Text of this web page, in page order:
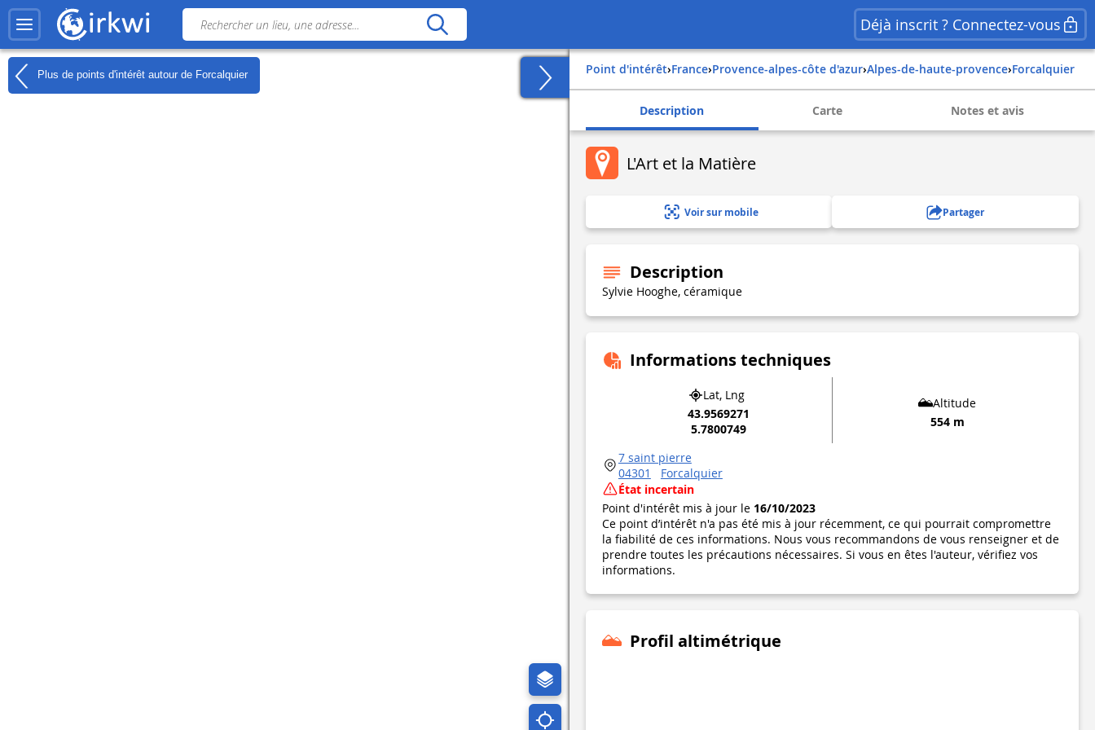
Déjà inscrit ? Connectez-vous
Plus de points d'intérêt autour de Forcalquier Point d'intérêt› france› provence-alpes-côte d'azur› alpes-de-haute-provence› forcalquier
Description Carte Notes et avis
L'Art et la Matière
Voir sur mobile Partager
Description
Sylvie Hooghe, céramique
Informations techniques
Lat, Lng
43.9569271
5.7800749
Altitude
554 m
7 saint pierre
04301
Forcalquier
État incertain
Point d'intérêt mis à jour le 16/10/2023
Ce point d’intérêt n'a pas été mis à jour récemment, ce qui pourrait compromettre
la fiabilité de ces informations. Nous vous recommandons de vous renseigner et de
prendre toutes les précautions nécessaires. Si vous en êtes l'auteur, vérifiez vos
informations.
Profil altimétrique